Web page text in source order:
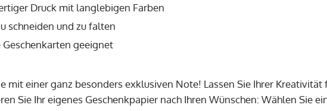
Druck mit langlebigen Farben
schneiden und zu falten
Geschenkarten geeignet
mit einer ganz besonders exklusiven Note! Lassen Sie Ihrer Kreativität
Sie Ihr eigenes Geschenkpapier nach Ihren Wünschen: Wählen Sie